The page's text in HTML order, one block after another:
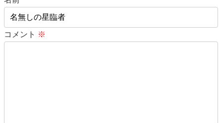
コメント ※